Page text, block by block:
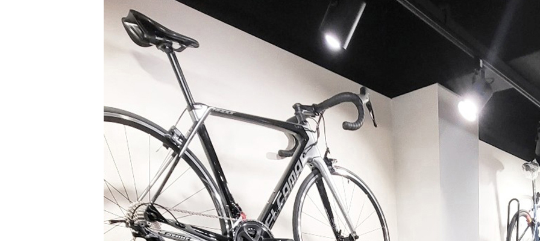
페이코 ID로 페이코 라이